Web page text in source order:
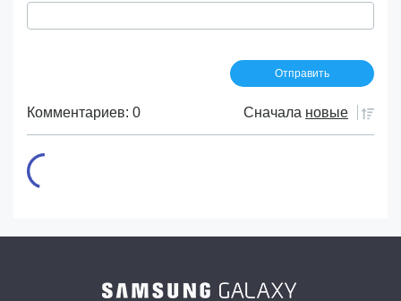
Комментариев: 0 Сначала новые